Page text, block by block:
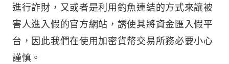
進行詐財，又或者是利用釣魚連結的方式來讓被
害人進入假的官方網站，誘使其將資金匯入假平
台，因此我們在使用加密貨幣交易所務必要小心
謹慎。